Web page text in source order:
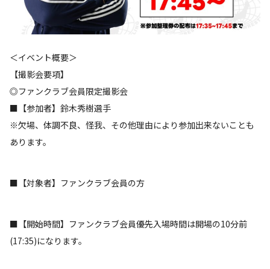
＜イベント概要＞
【撮影会要項】
◎ファンクラブ会員限定撮影会
■【参加者】鈴木秀樹選手
※欠場、体調不良、怪我、その他理由により参加出来ないことも
あります。
■【対象者】ファンクラブ会員の方
■【開始時間】ファンクラブ会員優先入場時間は開場の10分前
(17:35)になります。